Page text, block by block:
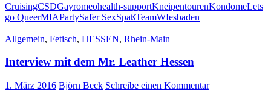
CruisingCSDGayromeohealth-supportKneipentourenKondomeLets
go QueerMIAPartySafer SexSpaßTeamWIesbaden
Allgemein, Fetisch, HESSEN, Rhein-Main
Interview mit dem Mr. Leather Hessen
1. März 2016 Björn Beck Schreibe einen Kommentar